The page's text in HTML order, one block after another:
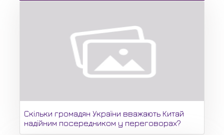
Скільки громадян України вважають Китай
надійним посередником у переговорах?